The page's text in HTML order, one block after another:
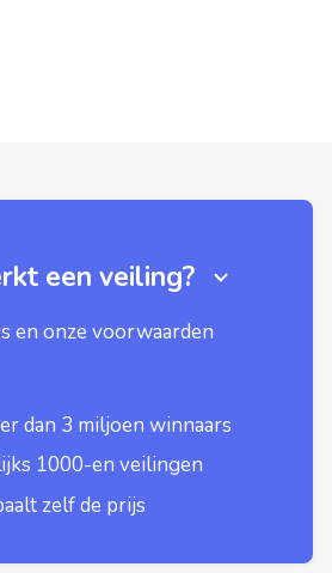
een veiling?
en onze voorwaarden
dan 3 miljoen winnaars
1000-en veilingen
zelf de prijs